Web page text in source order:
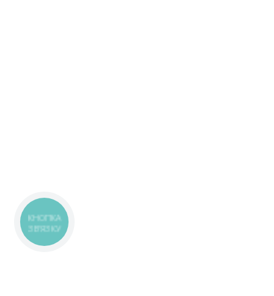
КНОПКА
ЗВ'ЯЗКУ